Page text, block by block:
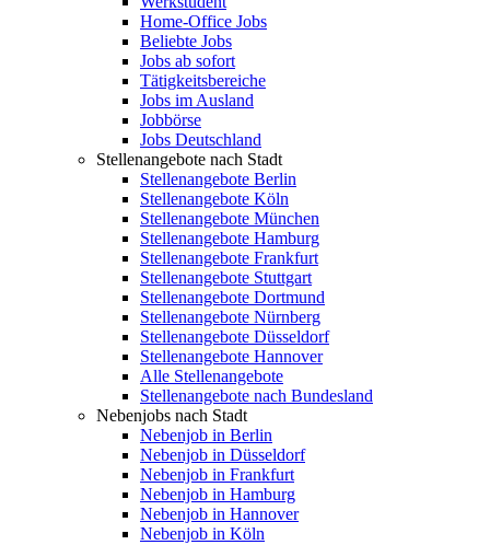
Home-Office Jobs
Beliebte Jobs
Jobs ab sofort
Tätigkeitsbereiche
Jobs im Ausland
Jobbörse
Jobs Deutschland
Stellenangebote nach Stadt
Stellenangebote Berlin
Stellenangebote Köln
Stellenangebote München
Stellenangebote Hamburg
Stellenangebote Frankfurt
Stellenangebote Stuttgart
Stellenangebote Dortmund
Stellenangebote Nürnberg
Stellenangebote Düsseldorf
Stellenangebote Hannover
Alle Stellenangebote
Stellenangebote nach Bundesland
Nebenjobs nach Stadt
Nebenjob in Berlin
Nebenjob in Düsseldorf
Nebenjob in Frankfurt
Nebenjob in Hamburg
Nebenjob in Hannover
Nebenjob in Köln